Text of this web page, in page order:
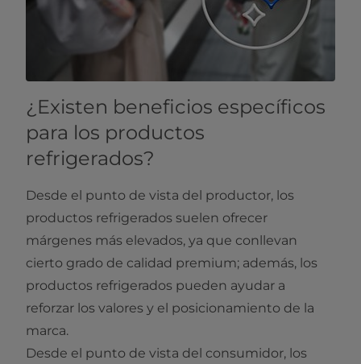
¿Existen beneficios específicos
para los productos
refrigerados?
Desde el punto de vista del productor, los
productos refrigerados suelen ofrecer
márgenes más elevados, ya que conllevan
cierto grado de calidad premium; además, los
productos refrigerados pueden ayudar a
reforzar los valores y el posicionamiento de la
marca.
Desde el punto de vista del consumidor, los